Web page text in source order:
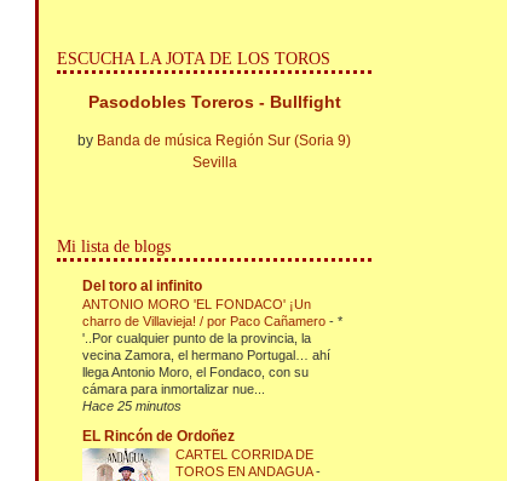
ESCUCHA LA JOTA DE LOS TOROS
Pasodobles Toreros - Bullfight
by Banda de música Región Sur (Soria 9)
Sevilla
Mi lista de blogs
Del toro al infinito
ANTONIO MORO 'EL FONDACO' ¡Un
charro de Villavieja! / por Paco Cañamero-*
'..Por cualquier punto de la provincia, la
vecina Zamora, el hermano Portugal… ahí
llega Antonio Moro, el Fondaco, con su
cámara para inmortalizar nue...
Hace 25 minutos
EL Rincón de Ordoñez
CARTEL CORRIDA DE
TOROS EN ANDAGUA-